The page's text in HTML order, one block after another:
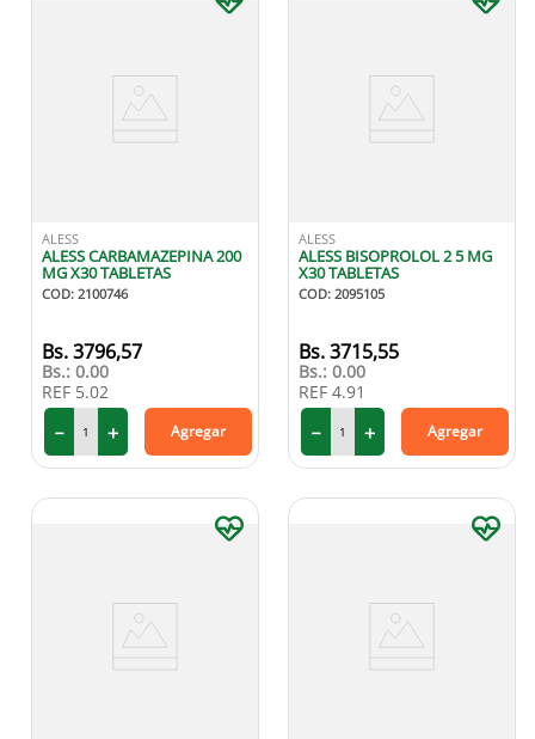
ALESS
ALESS CARBAMAZEPINA 200
MG X30 TABLETAS
COD: 2100746
3796,57
Bs.: 0.00
REF 5.02
＋
－ Agregar
ALESS
ALESS BISOPROLOL 2 5 MG
X30 TABLETAS
COD: 2095105
3715,55
Bs.: 0.00
REF 4.91
＋
－ Agregar